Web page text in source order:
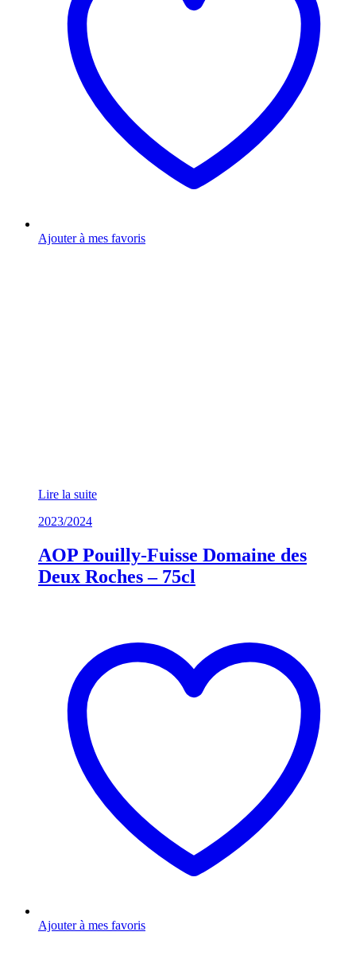
Ajouter à mes favoris
Lire la suite
2023/2024
AOP Pouilly-Fuisse Domaine des
Deux Roches – 75cl
Ajouter à mes favoris